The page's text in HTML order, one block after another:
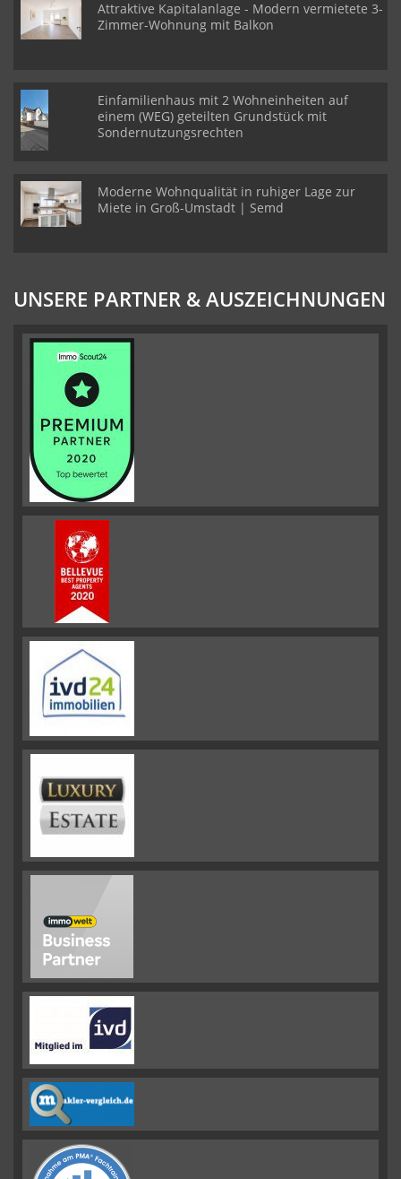
Attraktive Kapitalanlage - Modern vermietete 3-
Zimmer-Wohnung mit Balkon
Einfamilienhaus mit 2 Wohneinheiten auf
einem (WEG) geteilten Grundstück mit
Sondernutzungsrechten
Moderne Wohnqualität in ruhiger Lage zur
Miete in Groß-Umstadt | Semd
UNSERE PARTNER & AUSZEICHNUNGEN